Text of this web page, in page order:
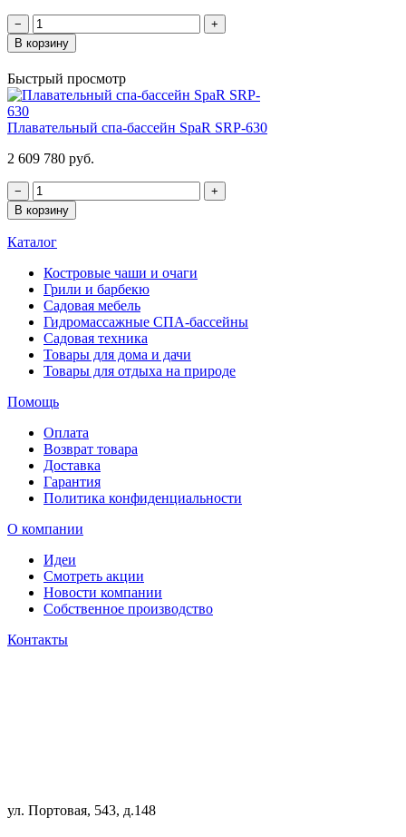
−
+
В корзину
Быстрый просмотр
Плавательный спа-бассейн SpaR SRP-630
2 609 780 руб.
−
+
В корзину
Каталог
Костровые чаши и очаги
Грили и барбекю
Садовая мебель
Гидромассажные СПА-бассейны
Садовая техника
Товары для дома и дачи
Товары для отдыха на природе
Помощь
Оплата
Возврат товара
Доставка
Гарантия
Политика конфиденциальности
О компании
Идеи
Смотреть акции
Новости компании
Собственное производство
Контакты
ул. Портовая, 543, д.148